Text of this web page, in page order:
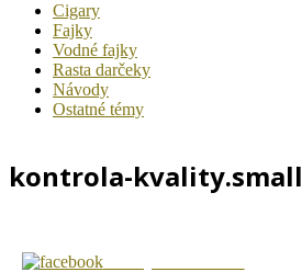
Cigary
Fajky
Vodné fajky
Rasta darčeky
Návody
Ostatné témy
kontrola-kvality.small_
Zdielaj na Facebook